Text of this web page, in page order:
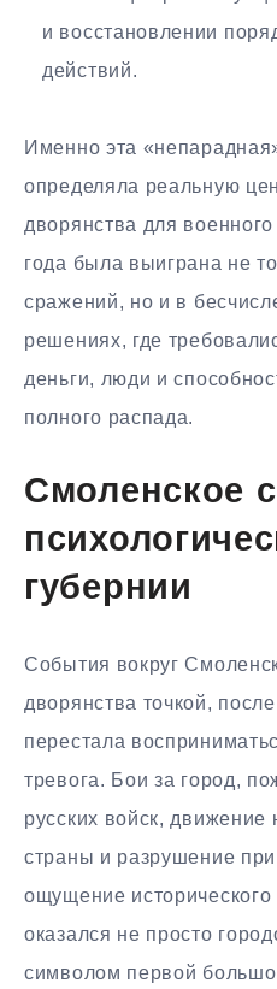
и восстановлении
действий.
Именно эта
определяла реальную
дворянства для
года была выиграна не
сражений, но и в
решениях, где
деньги, люди и
полного распада.
Смоленское
губернии
События вокруг
дворянства точкой,
перестала
тревога. Бои за город,
русских войск, движение
страны и разрушение
ощущение
оказался не просто
символом первой